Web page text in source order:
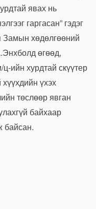
явах нь
гаргасан” гэдэг
Замын хөдөлгөөний
өгөөд,
ийн хурдтай скүүтер
үхэх
төслөөр явган
байхаар
байсан.